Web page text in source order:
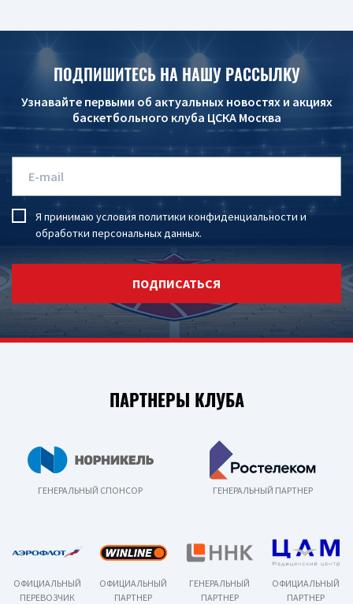
ПОДПИШИТЕСЬ НА НАШУ РАССЫЛКУ
Узнавайте первыми об актуальных новостях и акциях
баскетбольного клуба ЦСКА Москва
Я принимаю условия политики конфиденциальности и
обработки персональных данных.
ПОДПИСАТЬСЯ
ПАРТНЕРЫ КЛУБА
ГЕНЕРАЛЬНЫЙ СПОНСОР ГЕНЕРАЛЬНЫЙ ПАРТНЕР
ОФИЦИАЛЬНЫЙ
ПЕРЕВОЗЧИК
ОФИЦИАЛЬНЫЙ
ПАРТНЕР
ГЕНЕРАЛЬНЫЙ
ПАРТНЕР
ОФИЦИАЛЬНЫЙ
ПАРТНЕР